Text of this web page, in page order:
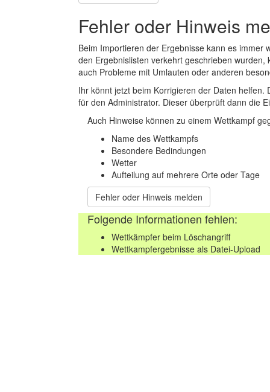
Fehler oder Hinweis
Beim Importieren der Ergebnisse kann es
den Ergebnislisten verkehrt geschrieben
auch Probleme mit Umlauten oder anderen
Ihr könnt jetzt beim Korrigieren der Daten
für den Administrator. Dieser überprüft dann die
Auch Hinweise können zu einem Wettkampf
Name des Wettkampfs
Besondere Bedindungen
Wetter
Aufteilung auf mehrere Orte oder Tage
Fehler oder Hinweis melden
Folgende Informationen fehlen:
Wettkämpfer beim Löschangriff
Wettkampfergebnisse als Datei-Upload